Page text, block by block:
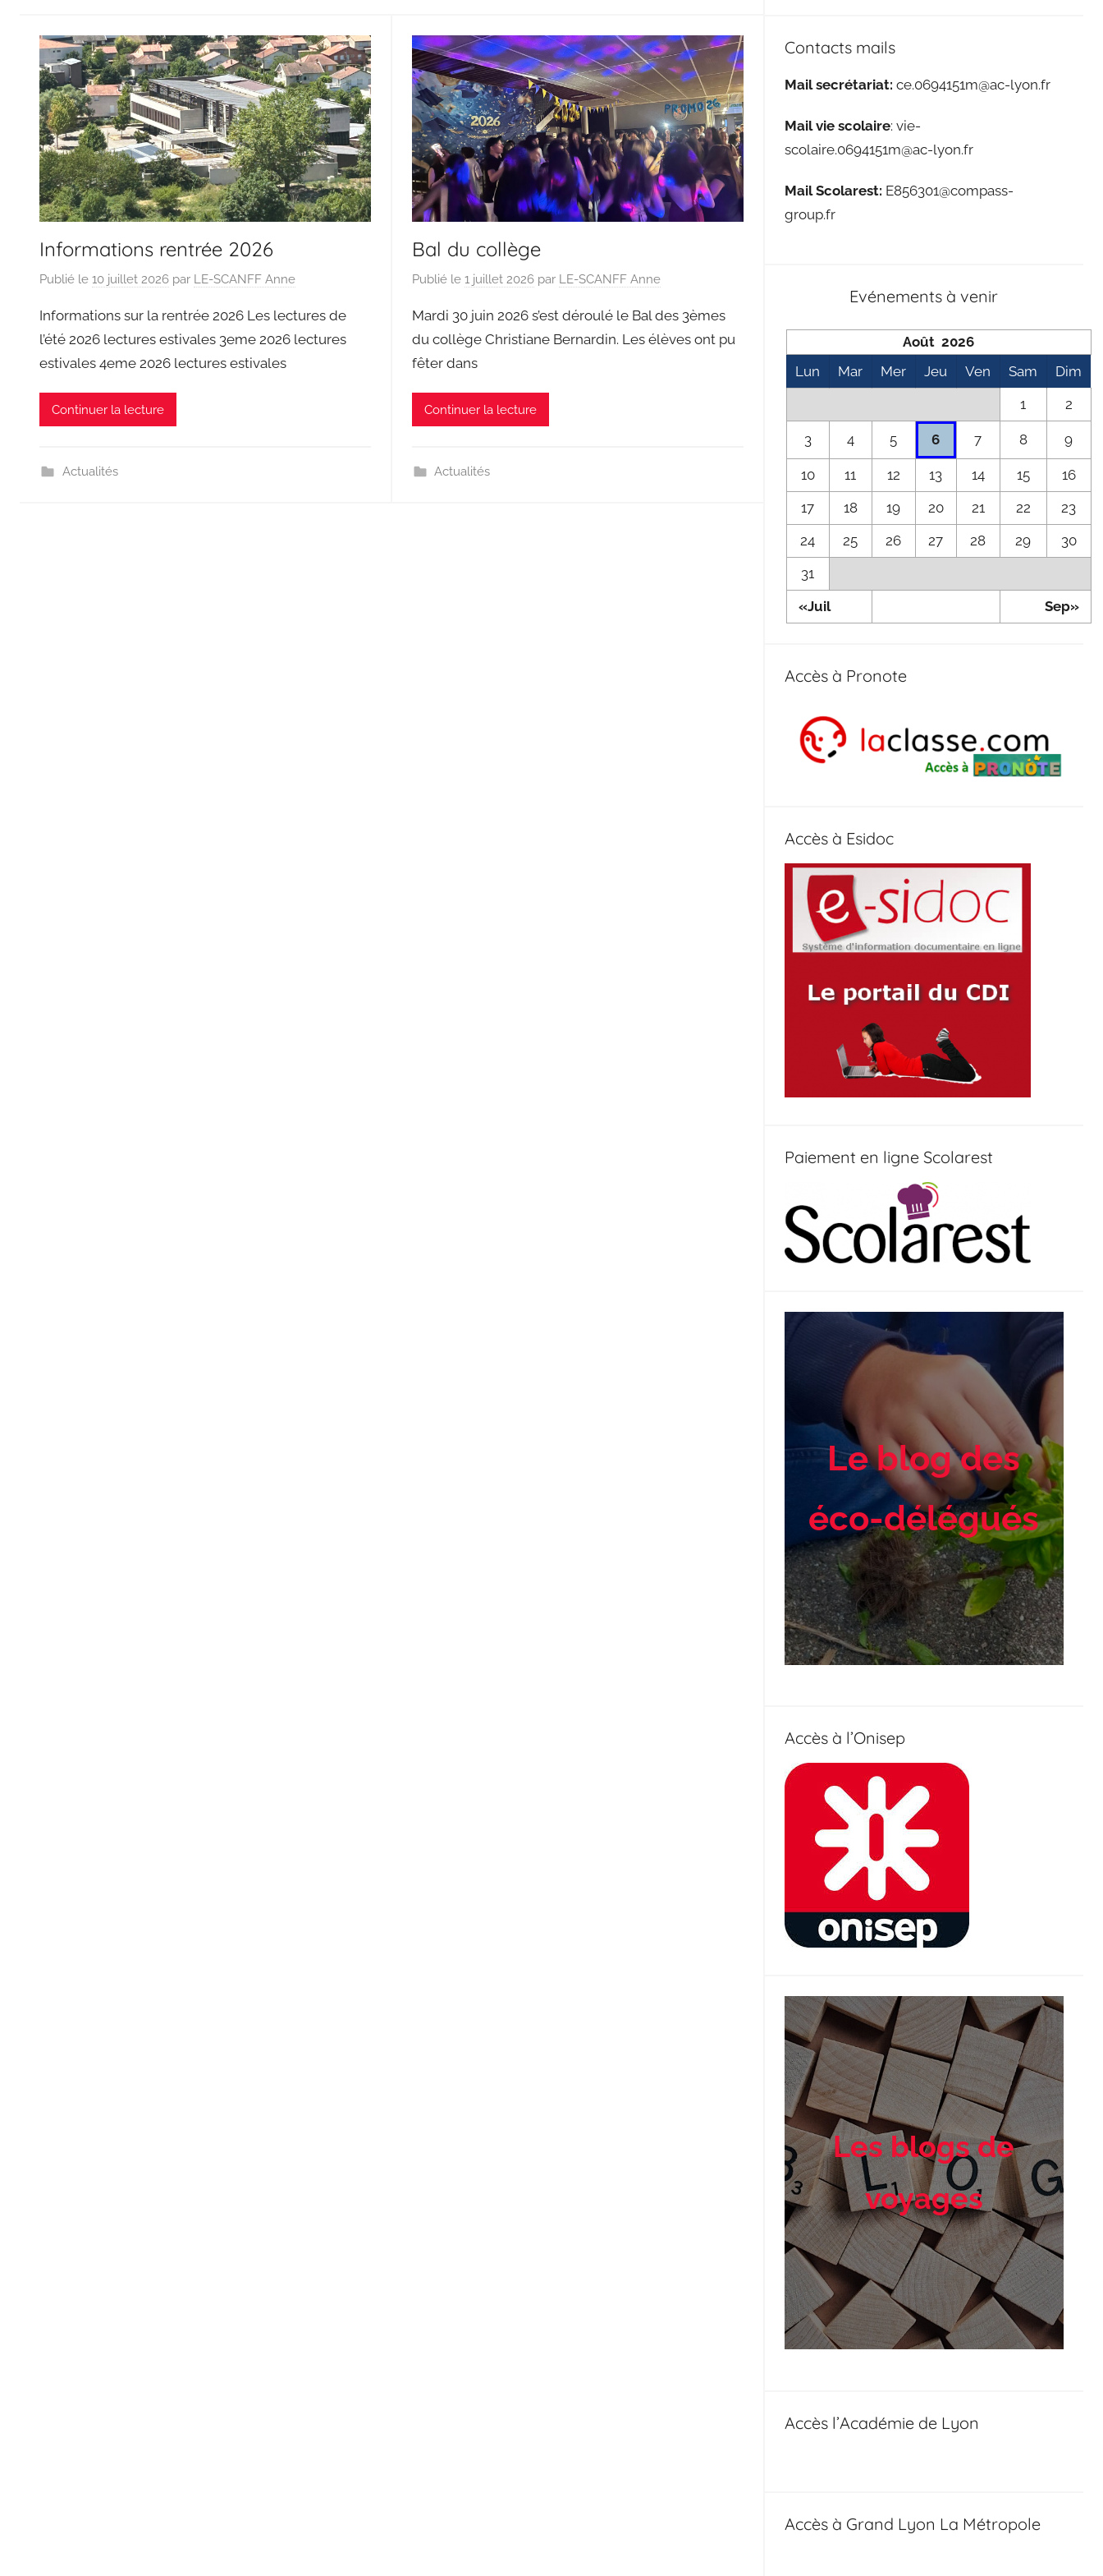
Informations rentrée 2026
Publié le 10 juillet 2026 par LE-SCANFF Anne
Informations sur la rentrée 2026 Les lectures de
l’été 2026 lectures estivales 3eme 2026 lectures
estivales 4eme 2026 lectures estivales
Continuer la lecture
Actualités
Bal du collège
Publié le 1 juillet 2026par LE-SCANFF Anne
Mardi 30 juin 2026 s’est déroulé le Bal des 3èmes
du collège Christiane Bernardin. Les élèves ont pu
fêter dans
Continuer la lecture
Actualités
Contacts mails
Mail secrétariat: ce.0694151m@ac-lyon.fr
Mail vie scolaire: vie-
scolaire.0694151m@ac-lyon.fr
Mail Scolarest: E856301@compass-
group.fr
Evénements à venir
Août 2026
Lun
Mar Mer Jeu Ven Sam Dim
«Juil Sep»
1 2
3 4 5 6 7 8 9
10 11 12 13 14 15
16
17
18 19 20 21 22
23
24
25 26 27 28 29
30
31
Accès à Pronote
Accès à Esidoc
Paiement en ligne Scolarest
Le blog des
éco-délégués
Accès à l’Onisep
Les blogs de
voyages
Accès l’Académie de Lyon
Accès à Grand Lyon La Métropole